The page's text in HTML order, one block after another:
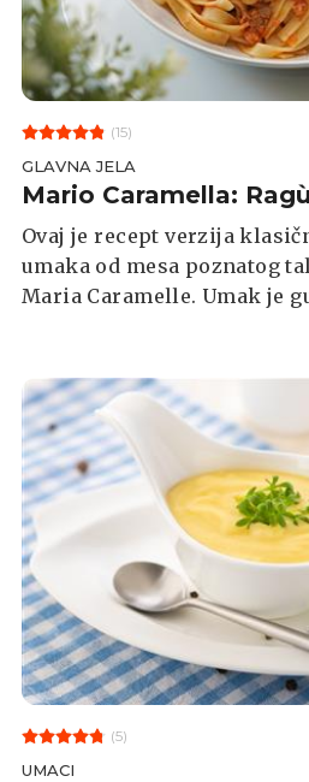
(15)
GLAVNA JELA
Mario Caramella:
Ovaj je recept verzija
umaka od mesa poznatog
Maria Caramelle. Umak je
odstoji poslužen uz svježe
(5)
UMACI